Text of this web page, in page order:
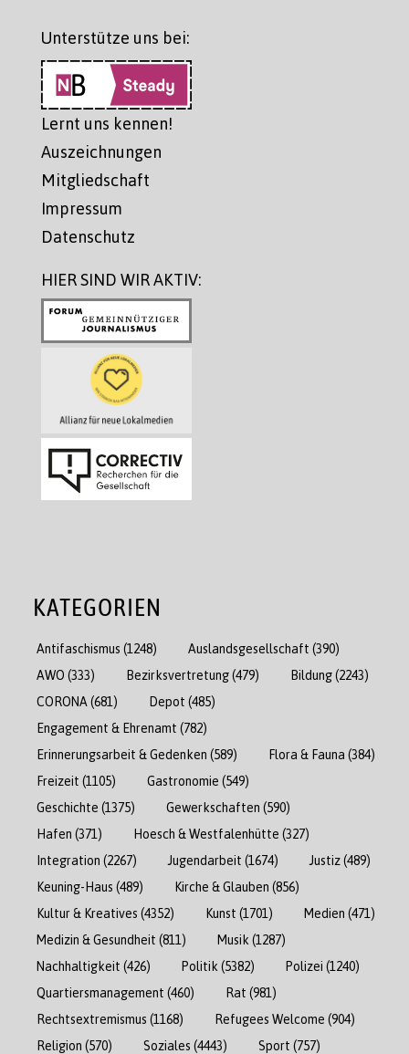
Unterstütze uns bei:
Lernt uns kennen!
Auszeichnungen
Mitgliedschaft
Impressum
Datenschutz
HIER SIND WIR AKTIV:
KATEGORIEN
Antifaschismus (1248) Auslandsgesellschaft (390)
AWO (333) Bezirksvertretung(479) Bildung(2243)
CORONA (681) Depot (485)
Engagement & Ehrenamt (782)
Erinnerungsarbeit & Gedenken (589) Flora & Fauna (384)
Freizeit (1105) Gastronomie (549)
Geschichte (1375) Gewerkschaften (590)
Hafen (371) Hoesch & Westfalenhütte (327)
Integration (2267) Jugendarbeit (1674) Justiz(489)
Keuning-Haus (489) Kirche & Glauben (856)
Kultur & Kreatives (4352) Kunst (1701) Medien (471)
Medizin & Gesundheit (811) Musik (1287)
Nachhaltigkeit (426) Politik (5382) Polizei (1240)
Quartiersmanagement (460) Rat (981)
Rechtsextremismus (1168) Refugees Welcome (904)
Religion (570) Soziales (4443) Sport (757)